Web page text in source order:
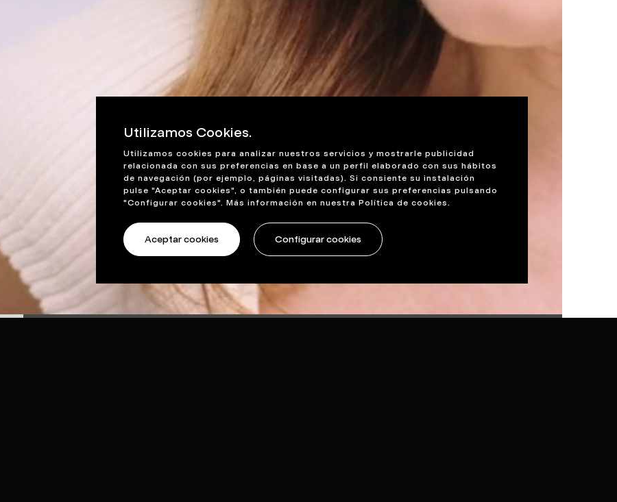
Utilizamos Cookies.
Utilizamos cookies para analizar nuestros servicios y mostrarle publicidad
relacionada con sus preferencias en base a un perfil elaborado con sus hábitos
de navegación (por ejemplo, páginas visitadas). Si consiente su instalación
pulse "Aceptar cookies", o también puede configurar sus preferencias pulsando
"Configurar cookies". Más información en nuestra Política de cookies.
Aceptar cookies Configurar cookies